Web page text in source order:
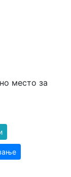
место за